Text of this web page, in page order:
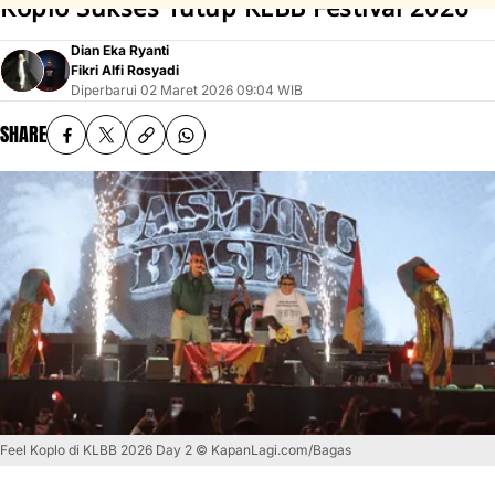
Koplo Sukses Tutup KLBB Festival 2026
Dian Eka Ryanti
Fikri Alfi Rosyadi
Diperbarui 02 Maret 2026 09:04 WIB
SHARE
Feel Koplo di KLBB 2026 Day 2 © KapanLagi.com/Bagas